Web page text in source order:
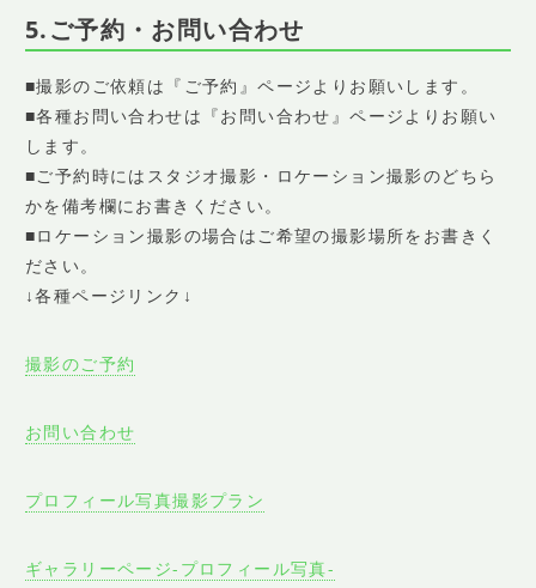
5.ご予約・お問い合わせ
■撮影のご依頼は『ご予約』ページよりお願いします。
■各種お問い合わせは『お問い合わせ』ページよりお願い
します。
■ご予約時にはスタジオ撮影・ロケーション撮影のどちら
かを備考欄にお書きください。
■ロケーション撮影の場合はご希望の撮影場所をお書きく
ださい。
↓各種ページリンク↓
撮影のご予約
お問い合わせ
プロフィール写真撮影プラン
ギャラリーページ-プロフィール写真-